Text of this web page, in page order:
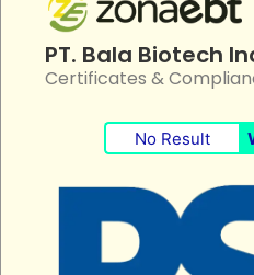
PT. Bala Biotech
Certificates &
No Result